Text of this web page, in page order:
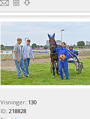
Visninger: 130
ID: 218828